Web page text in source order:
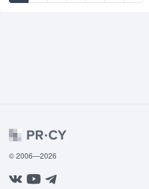
© 2006—2026